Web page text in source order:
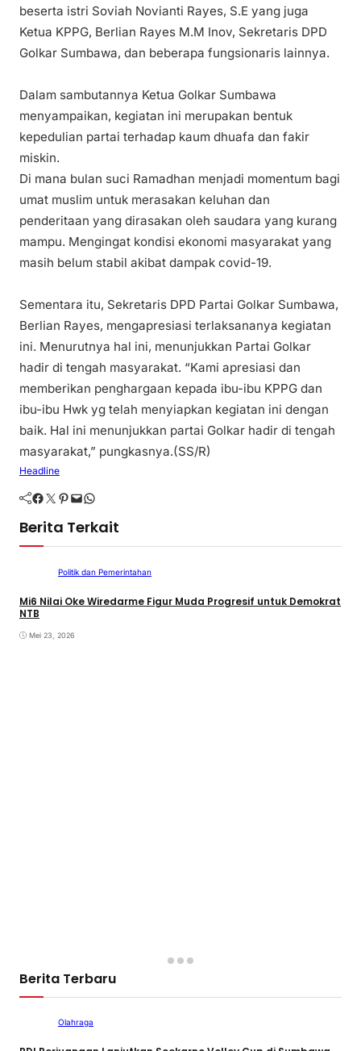
beserta istri Soviah Novianti Rayes, S.E yang juga
Ketua KPPG, Berlian Rayes M.M Inov, Sekretaris DPD
Golkar Sumbawa, dan beberapa fungsionaris lainnya.
Dalam sambutannya Ketua Golkar Sumbawa
menyampaikan, kegiatan ini merupakan bentuk
kepedulian partai terhadap kaum dhuafa dan fakir
miskin.
Di mana bulan suci Ramadhan menjadi momentum bagi
umat muslim untuk merasakan keluhan dan
penderitaan yang dirasakan oleh saudara yang kurang
mampu. Mengingat kondisi ekonomi masyarakat yang
masih belum stabil akibat dampak covid-19.
Sementara itu, Sekretaris DPD Partai Golkar Sumbawa,
Berlian Rayes, mengapresiasi terlaksananya kegiatan
ini. Menurutnya hal ini, menunjukkan Partai Golkar
hadir di tengah masyarakat. “Kami apresiasi dan
memberikan penghargaan kepada ibu-ibu KPPG dan
ibu-ibu Hwk yg telah menyiapkan kegiatan ini dengan
baik. Hal ini menunjukkan partai Golkar hadir di tengah
masyarakat,” pungkasnya.(SS/R)
Headline
Facebook Twitter Pinterest Mail WhatsApp
Berita Terkait
Politik dan Pemerintahan
Mi6 Nilai Oke Wiredarme Figur Muda Progresif untuk Demokrat
NTB
Mei 23, 2026
Berita Terbaru
Olahraga